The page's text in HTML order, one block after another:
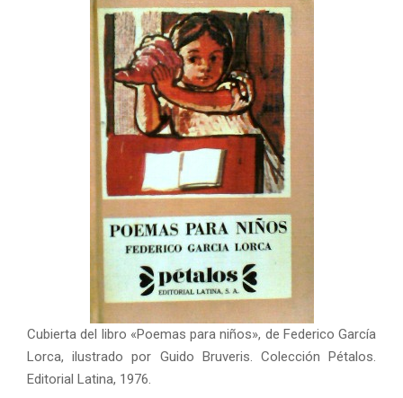
Cubierta del libro «Poemas para niños», de Federico García
Lorca, ilustrado por Guido Bruveris. Colección Pétalos.
Editorial Latina, 1976.